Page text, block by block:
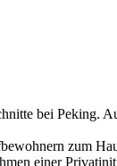
bei Peking.
zum
einer